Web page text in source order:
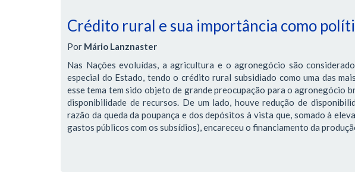
Crédito rural e sua importância como
Por Mário Lanznaster
Nas Nações evoluídas, a agricultura e o agronegócio são
especial do Estado, tendo o crédito rural subsidiado como uma das
esse tema tem sido objeto de grande preocupação para o agronegócio
disponibilidade de recursos. De um lado, houve redução de
razão da queda da poupança e dos depósitos à vista que, somado à
gastos públicos com os subsídios), encareceu o financiamento da